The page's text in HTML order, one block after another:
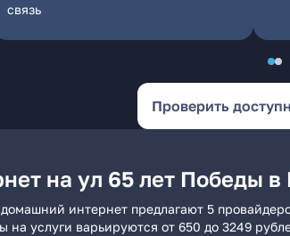
связь
Проверить
на ул 65 лет Победы в
интернет предлагают 5
услуги варьируются от 650 до 3249